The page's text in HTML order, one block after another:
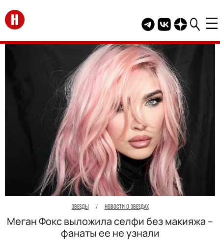
Перейти на главную
Telegram канал
Группа HELLO
Канал
ЗВЕЗДЫ / НОВОСТИ О ЗВЕЗДАХ
Меган Фокс выложила селфи без макияжа –
фанаты ее не узнали